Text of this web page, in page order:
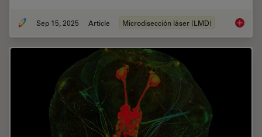
Sep 15, 2025 Article Microdisección láser (LMD) How a